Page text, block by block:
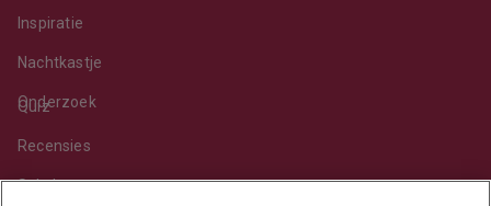
Inspiratie
Nachtkastje
Onderzoek
Quiz
Recensies
Sekshoroscoop